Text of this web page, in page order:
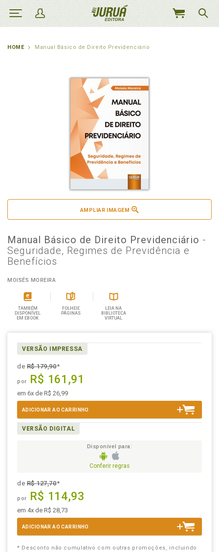
MEU
HOME Manual Básico de Direito Previdenciário
AMPLIAR IMAGEM
Manual Básico de Direito Previdenciário -
Seguridade, Regimes de Previdência e
Benefícios
MOISÉS MOREIRA
TAMBÉM
DISPONÍVEL
EM EBOOK
FOLHEIE
PÁGINAS
LEIA NA
BIBLIOTECA
VIRTUAL
VERSÃO IMPRESSA
deR$ 179,90*
por R$ 161,91
em 6x de R$ 26,99
ADICIONAR AO CARRINHO
VERSÃO DIGITAL
Disponível para:
Conferir regras
deR$ 127,70*
por R$ 114,93
em 4x de R$ 28,73
ADICIONAR AO CARRINHO
* Desconto não cumulativo com outras promoções, incluindo